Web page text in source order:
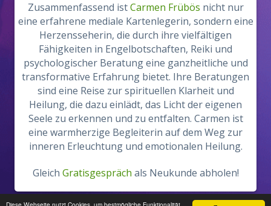
Zusammenfassend istCarmen Frübös nicht nur
eine erfahrene mediale Kartenlegerin, sondern eine
Herzensseherin, die durch ihre vielfältigen
Fähigkeiten in Engelbotschaften, Reiki und
psychologischer Beratung eine ganzheitliche und
transformative Erfahrung bietet. Ihre Beratungen
sind eine Reise zur spirituellen Klarheit und
Heilung, die dazu einlädt, das Licht der eigenen
Seele zu erkennen und zu entfalten. Carmen ist
eine warmherzige Begleiterin auf dem Weg zur
inneren Erleuchtung und emotionalen Heilung.
Gleich Gratisgespräch als Neukunde abholen!